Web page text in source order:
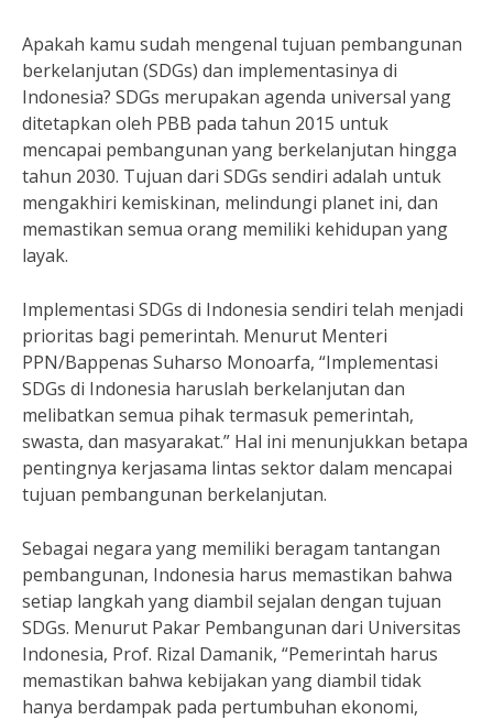
Apakah kamu sudah mengenal tujuan pembangunan
berkelanjutan (SDGs) dan implementasinya di
Indonesia? SDGs merupakan agenda universal yang
ditetapkan oleh PBB pada tahun 2015 untuk
mencapai pembangunan yang berkelanjutan hingga
tahun 2030. Tujuan dari SDGs sendiri adalah untuk
mengakhiri kemiskinan, melindungi planet ini, dan
memastikan semua orang memiliki kehidupan yang
layak.
Implementasi SDGs di Indonesia sendiri telah menjadi
prioritas bagi pemerintah. Menurut Menteri
PPN/Bappenas Suharso Monoarfa, “Implementasi
SDGs di Indonesia haruslah berkelanjutan dan
melibatkan semua pihak termasuk pemerintah,
swasta, dan masyarakat.” Hal ini menunjukkan betapa
pentingnya kerjasama lintas sektor dalam mencapai
tujuan pembangunan berkelanjutan.
Sebagai negara yang memiliki beragam tantangan
pembangunan, Indonesia harus memastikan bahwa
setiap langkah yang diambil sejalan dengan tujuan
SDGs. Menurut Pakar Pembangunan dari Universitas
Indonesia, Prof. Rizal Damanik, “Pemerintah harus
memastikan bahwa kebijakan yang diambil tidak
hanya berdampak pada pertumbuhan ekonomi,